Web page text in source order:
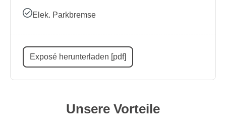
Elek. Parkbremse
Exposé herunterladen [pdf]
Unsere Vorteile